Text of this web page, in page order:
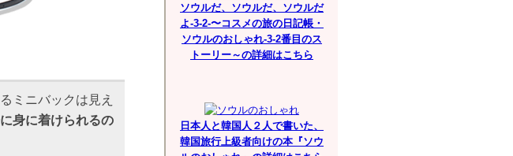
ミニバックは見え
身に着けられるの
ソウルだ、ソウルだ、ソウルだ
よ-3-2-〜コスメの旅の日記帳・
ソウルのおしゃれ-3-2番目のス
トーリー～の詳細はこちら
日本人と韓国人２人で書いた、
韓国旅行上級者向けの本『ソウ